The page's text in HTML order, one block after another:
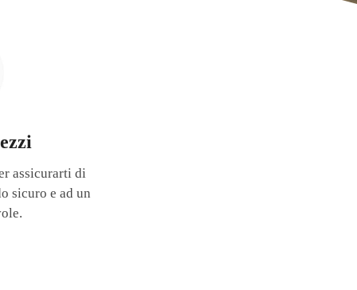
assicurarti di
sicuro e ad un